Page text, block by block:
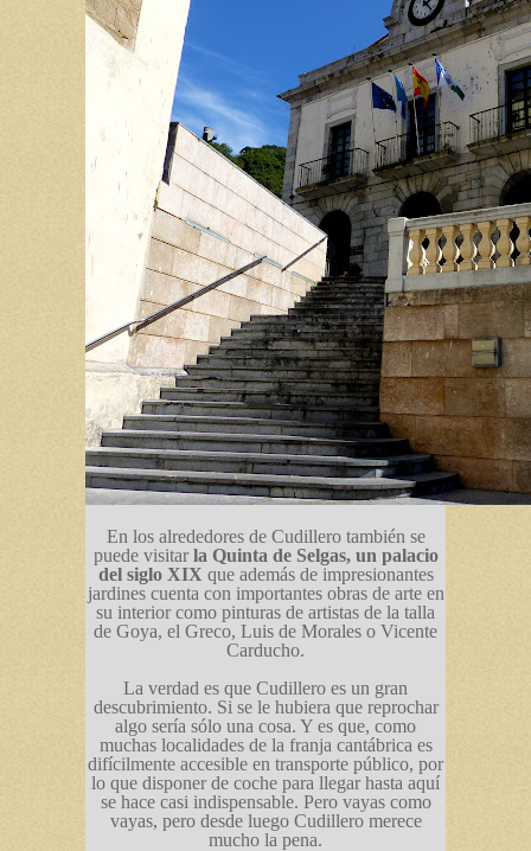
En los alrededores de Cudillero también se
puede visitar la Quinta de Selgas, un palacio
del siglo XIX que además de impresionantes
jardines cuenta con importantes obras de arte en
su interior como pinturas de artistas de la talla
de Goya, el Greco, Luis de Morales o Vicente
Carducho.
La verdad es que Cudillero es un gran
descubrimiento. Si se le hubiera que reprochar
algo sería sólo una cosa. Y es que, como
muchas localidades de la franja cantábrica es
difícilmente accesible en transporte público, por
lo que disponer de coche para llegar hasta aquí
se hace casi indispensable. Pero vayas como
vayas, pero desde luego Cudillero merece
mucho la pena.